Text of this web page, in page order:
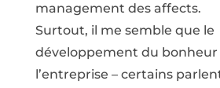
management des affects.
Surtout, il me semble que le
développement du bonheur
l’entreprise – certains